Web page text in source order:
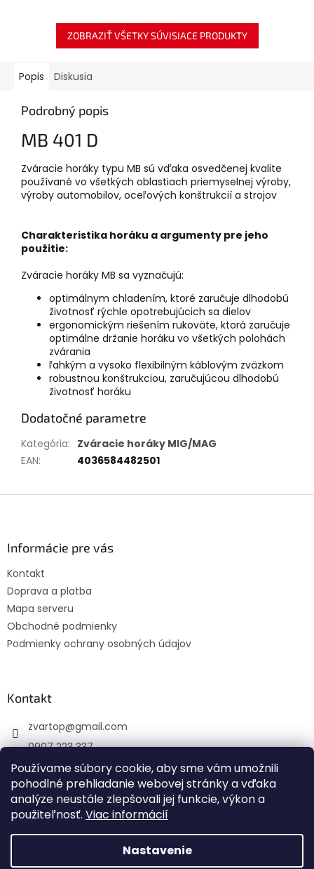
Používame súbory cookie, aby sme vám umožnili
pohodlné prehliadanie webovej stránky a vďaka
analýze neustále zlepšovali jej funkcie, výkon a
použiteľnosť. Viac informácií
Nastavenie
ZOBRAZIŤ VŠETKY SÚVISIACE PRODUKTY
Popis Diskusia
Podrobný popis
MB 401 D
Zváracie horáky typu MB sú vďaka osvedčenej kvalite
používané vo všetkých oblastiach priemyselnej výroby,
výroby automobilov, oceľových konštrukcií a strojov
Charakteristika horáku a argumenty pre jeho
použitie:
Zváracie horáky MB sa vyznačujú:
optimálnym chladením, ktoré zaručuje dlhodobú
životnosť rýchle opotrebujúcich sa dielov
ergonomickým riešením rukoväte, ktorá zaručuje
optimálne držanie horáku vo všetkých polohách
zvárania
ľahkým a vysoko flexibilným káblovým zväzkom
robustnou konštrukciou, zaručujúcou dlhodobú
životnosť horáku
Dodatočné parametre
Kategória: Zváracie horáky MIG/MAG
EAN: 4036584482501
Informácie pre vás
Kontakt
Doprava a platba
Mapa serveru
Obchodné podmienky
Podmienky ochrany osobných údajov
Kontakt
zvartop@gmail.com
0907 223 337
Sledujte nás na Facebooku
zvartop_s.r.o
Vytvoril Shoptet